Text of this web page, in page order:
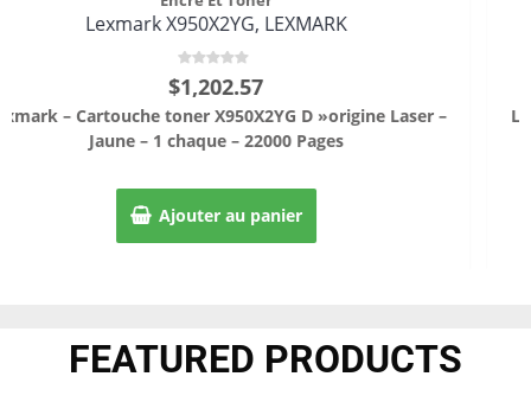
–
Lexmark X950X2KG, LEXMARK
sur
5
Lexmark – Cartouche toner X950X2KG D »origine
Noir – 1 chaque – 32000 Pages
Ajouter au panier
FEATURED PRODUCTS